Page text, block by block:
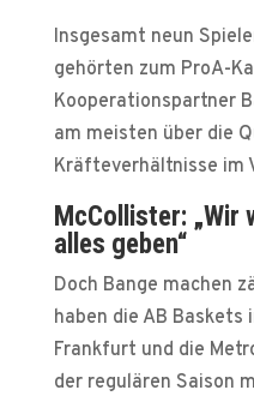
Insgesamt neun
gehörten zum ProA-
Kooperationspartner
am meisten über die
Kräfteverhältnisse im
McCollister: „Wir
alles geben“
Doch Bange machen
haben die AB Baskets
Frankfurt und die
der regulären Saison